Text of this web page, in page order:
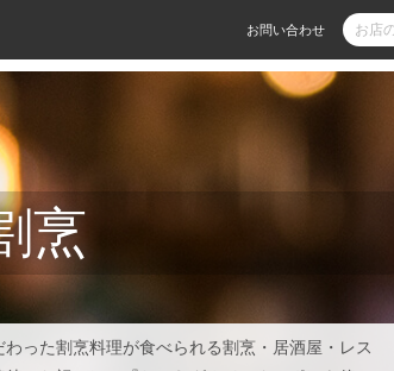
お問い合わせ
烹
った割烹料理が食べられる割烹・居酒屋・レス